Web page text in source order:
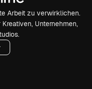
Arbeit zu verwirklichen.
Unternehmen,